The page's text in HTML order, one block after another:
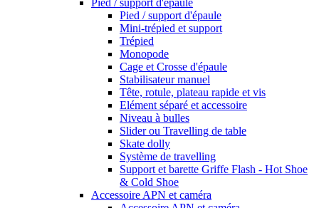
Pied / support d'épaule
Pied / support d'épaule
Mini-trépied et support
Trépied
Monopode
Cage et Crosse d'épaule
Stabilisateur manuel
Tête, rotule, plateau rapide et vis
Elément séparé et accessoire
Niveau à bulles
Slider ou Travelling de table
Skate dolly
Système de travelling
Support et barette Griffe Flash - Hot Shoe
& Cold Shoe
Accessoire APN et caméra